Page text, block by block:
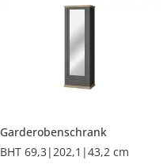
Garderobenschrank
BHT 69,3|202,1|43,2 cm